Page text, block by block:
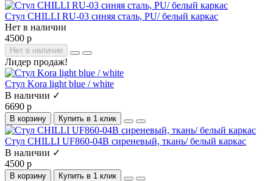
Стул CHILLI RU-03 синяя сталь, PU/ белый каркас
Нет в наличии
4500 р
Нет в наличии
Лидер продаж!
Стул Kora light blue / white
В наличии ✓
6690 р
В корзину Купить в 1 клик
Стул CHILLI UF860-04B сиреневый, ткань/ белый каркас
В наличии ✓
4500 р
В корзину Купить в 1 клик